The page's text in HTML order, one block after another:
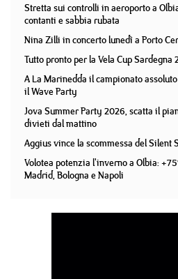
Stretta sui controlli in aeroporto a
contanti e sabbia rubata
Nina Zilli in concerto lunedì a Porto
Tutto pronto per la Vela Cup Sardegna
A La Marinedda il campionato
il Wave Party
Jova Summer Party 2026, scatta il
divieti dal mattino
Aggius vince la scommessa del Silent
Volotea potenzia l'inverno a Olbia:
Madrid, Bologna e Napoli